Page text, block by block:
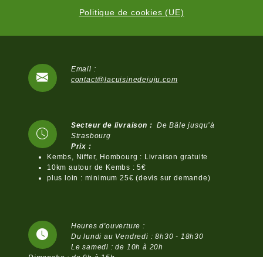
Politique de cookies (UE)
Email :
contact@lacuisinedejuju.com
Secteur de livraison : De Bâle jusqu’à
Strasbourg
Prix :
Kembs, Niffer, Hombourg : Livraison gratuite
10km autour de Kembs : 5€
plus loin : minimum 25€ (devis sur demande)
Heures d'ouverture :
Du lundi au Vendredi : 8h30 - 18h30
Le samedi : de 10h à 20h